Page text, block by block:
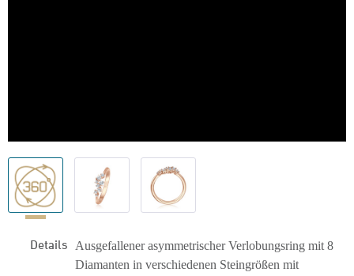
Details
Ausgefallener asymmetrischer Verlobungsring mit 8
Diamanten in verschiedenen Steingrößen mit